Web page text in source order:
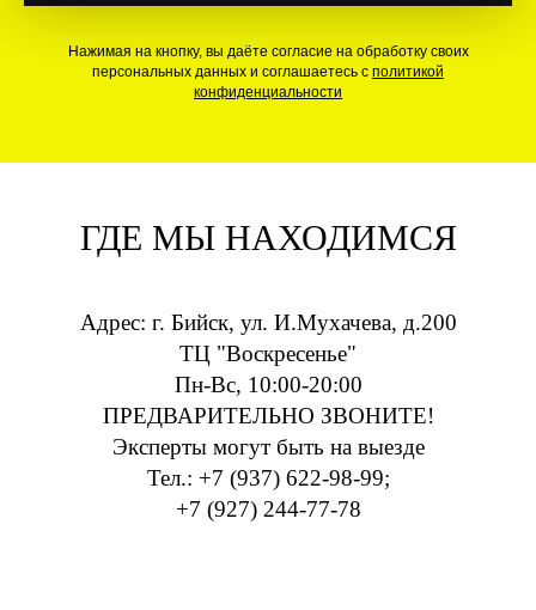
Нажимая на кнопку, вы даёте согласие на обработку своих
персональных данных и соглашаетесь с политикой
конфиденциальности
ГДЕ МЫ НАХОДИМСЯ
Адрес: г. Бийск, ул. И.Мухачева, д.200
ТЦ "Воскресенье"
Пн-Вс, 10:00-20:00
ПРЕДВАРИТЕЛЬНО ЗВОНИТЕ!
Эксперты могут быть на выезде
Тел.: +7 (937) 622-98-99;
+7 (927) 244-77-78